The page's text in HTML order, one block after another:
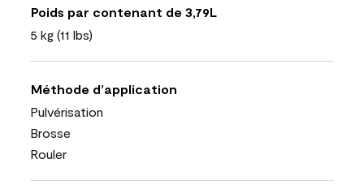
Poids par contenant de 3,79L
5 kg (11 lbs)
Méthode d’application
Pulvérisation
Brosse
Rouler